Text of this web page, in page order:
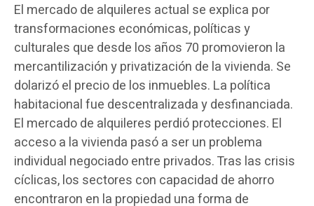
El mercado de alquileres actual se explica por
transformaciones económicas, políticas y
culturales que desde los años 70 promovieron la
mercantilización y privatización de la vivienda. Se
dolarizó el precio de los inmuebles. La política
habitacional fue descentralizada y desfinanciada.
El mercado de alquileres perdió protecciones. El
acceso a la vivienda pasó a ser un problema
individual negociado entre privados. Tras las crisis
cíclicas, los sectores con capacidad de ahorro
encontraron en la propiedad una forma de